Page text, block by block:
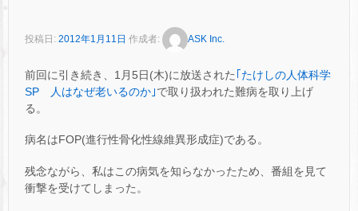
投稿日: 2012年1月11日 作成者: ASK Inc.
前回に引き続き、1月5日(木)に放送された
｢たけしの人体科学
SP 人はなぜ老いるのか｣で取り扱われた難病を取り上げ
る。
病名はFOP(進行性骨化性線維異形成症)である。
残念ながら、私はこの病気を知らなかったため、番組を見て
衝撃を受けてしまった。